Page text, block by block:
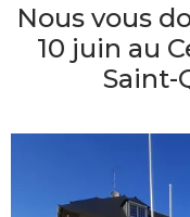
Nous vous
10 juin au
Saint-